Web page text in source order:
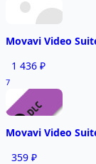
Movavi Video
1 436 ₽
7
Movavi Video
359 ₽